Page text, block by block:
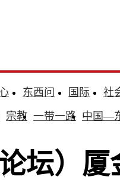
东西问 国际
社
宗教 一带一路 中国—
论坛）